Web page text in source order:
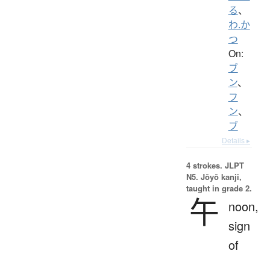
る、
わ.か
つ
On:
ブ
ン、
フ
ン、
ブ
Details ▸
4 strokes. JLPT
N5. Jōyō kanji,
taught in grade 2.
午
noon,
sign
of